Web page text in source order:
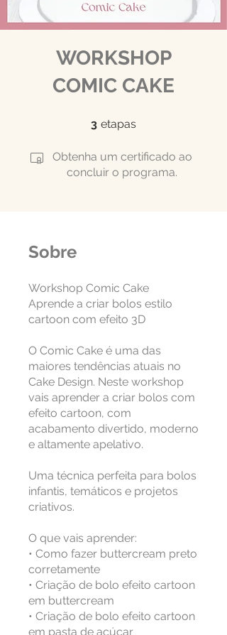
WORKSHOP
COMIC CAKE
3 etapas
Obtenha um certificado ao
concluir o programa.
Sobre
Workshop Comic Cake
Aprende a criar bolos estilo
cartoon com efeito 3D
O Comic Cake é uma das
maiores tendências atuais no
Cake Design. Neste workshop
vais aprender a criar bolos com
efeito cartoon, com
acabamento divertido, moderno
e altamente apelativo.
Uma técnica perfeita para bolos
infantis, temáticos e projetos
criativos.
O que vais aprender:
• Como fazer buttercream preto
corretamente
• Criação de bolo efeito cartoon
em buttercream
• Criação de bolo efeito cartoon
em pasta de açúcar